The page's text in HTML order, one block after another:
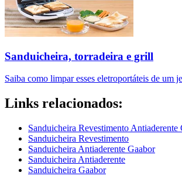
Sanduicheira, torradeira e grill
Saiba como limpar esses eletroportáteis de um
Links relacionados:
Sanduicheira Revestimento Antiaderente
Sanduicheira Revestimento
Sanduicheira Antiaderente Gaabor
Sanduicheira Antiaderente
Sanduicheira Gaabor